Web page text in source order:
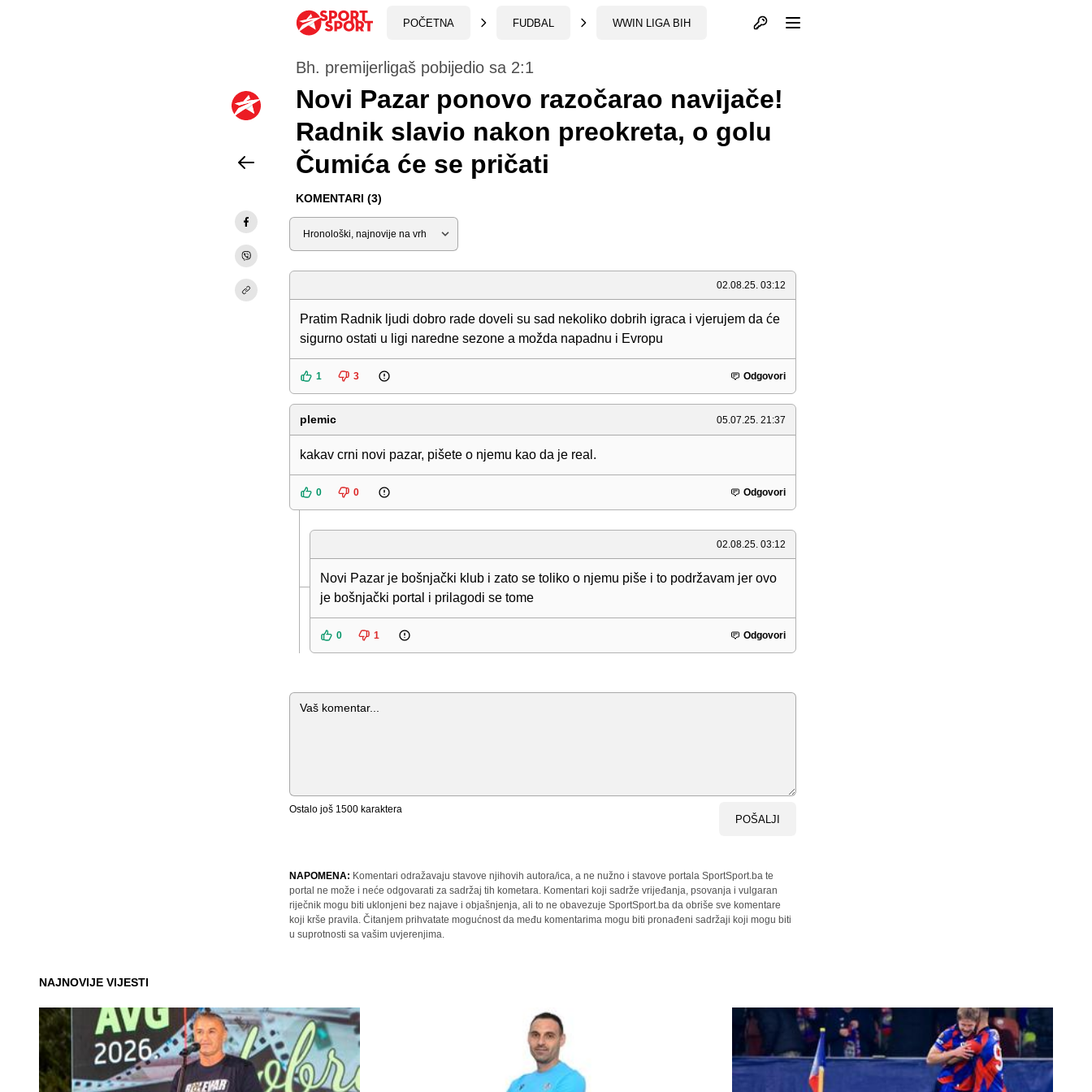
POČETNA FUDBAL WWIN LIGA BIH Otvori profil
Bh. premijerligaš pobijedio sa 2:1
Novi Pazar ponovo razočarao navijače!
Radnik slavio nakon preokreta, o golu
Čumića će se pričati
KOMENTARI (3)
Sortiraj
02.08.25. 03:12
Pratim Radnik ljudi dobro rade doveli su sad nekoliko dobrih igraca i vjerujem da će
sigurno ostati u ligi naredne sezone a možda napadnu i Evropu
1 3 Odgovori
plemic 05.07.25. 21:37
kakav crni novi pazar, pišete o njemu kao da je real.
0 0 Odgovori
02.08.25. 03:12
Novi Pazar je bošnjački klub i zato se toliko o njemu piše i to podržavam jer ovo
je bošnjački portal i prilagodi se tome
0 1 Odgovori
Komentar
Ostalo još 1500 karaktera
POŠALJI
NAPOMENA: Komentari odražavaju stavove njihovih autora/ica, a ne nužno i stavove portala SportSport.ba te
portal ne može i neće odgovarati za sadržaj tih kometara. Komentari koji sadrže vrijeđanja, psovanja i vulgaran
riječnik mogu biti uklonjeni bez najave i objašnjenja, ali to ne obavezuje SportSport.ba da obriše sve komentare
koji krše pravila. Čitanjem prihvatate mogućnost da među komentarima mogu biti pronađeni sadržaji koji mogu biti
u suprotnosti sa vašim uvjerenjima.
NAJNOVIJE VIJESTI